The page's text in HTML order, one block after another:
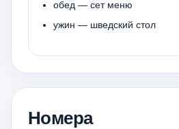
обед — сет меню
ужин — шведский стол
Номера